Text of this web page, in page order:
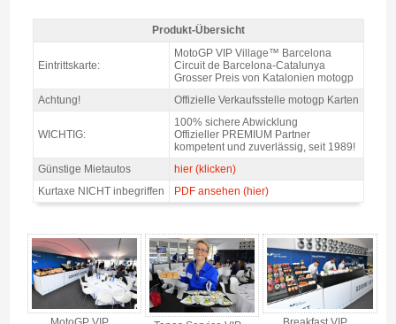
MotoGP VIP VILLAGE™ Montmelo 2 T. Sa+So, GP Katalonien 2027 -
Produkt-Übersicht
Produkt-Übersicht
Eintrittskarte:
MotoGP VIP Village™ Barcelona
Circuit de Barcelona-Catalunya
Grosser Preis von Katalonien motogp
Achtung!
Offizielle Verkaufsstelle motogp Karten
WICHTIG:
100% sichere Abwicklung
Offizieller PREMIUM Partner
kompetent und zuverlässig, seit 1989!
Günstige Mietautos
hier (klicken)
Kurtaxe NICHT inbegriffen
PDF ansehen (hier)
Gallerie 4